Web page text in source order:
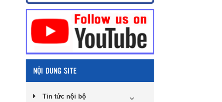
NỘI DUNG SITE
Tin tức nội bộ